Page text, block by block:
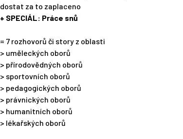
dostat za to zaplaceno
+ SPECIÁL: Práce snů
= 7 rozhovorů či story z oblasti
> uměleckých oborů
> přírodovědných oborů
> sportovních oborů
> pedagogických oborů
> právnických oborů
> humanitních oborů
> lékařských oborů